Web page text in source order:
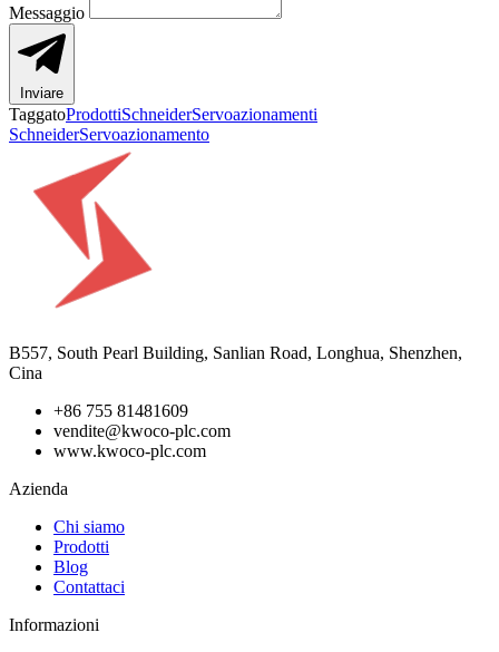
Messaggio
Inviare
TaggatoProdottiSchneiderServoazionamenti
SchneiderServoazionamento
B557, South Pearl Building, Sanlian Road, Longhua, Shenzhen,
Cina
+86 755 81481609
vendite@kwoco-plc.com
www.kwoco-plc.com
Azienda
Chi siamo
Prodotti
Blog
Contattaci
Informazioni